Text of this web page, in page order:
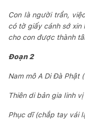
Con là người trần,
có tờ giấy cánh sớ xin
cho con được thành
Đoạn 2
Nam mô A Di Đà Phật
Thiên di bản gia linh
Phục dĩ (chắp tay vái